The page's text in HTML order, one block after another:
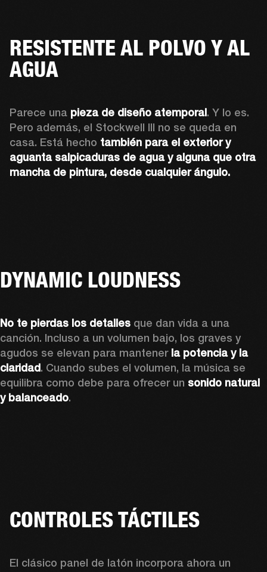
RESISTENTE AL POLVO Y AL
AGUA
Parece una pieza de diseño atemporal. Y lo es.
Pero además, el Stockwell III no se queda en
casa. Está hecho también para el exterior y
aguanta salpicaduras de agua y alguna que otra
mancha de pintura, desde cualquier ángulo.
DYNAMIC LOUDNESS
No te pierdas los detalles que dan vida a una
canción. Incluso a un volumen bajo, los graves y
agudos se elevan para mantener la potencia y la
claridad. Cuando subes el volumen, la música se
equilibra como debe para ofrecer un sonido natural
y balanceado.
CONTROLES TÁCTILES
El clásico panel de latón incorpora ahora un